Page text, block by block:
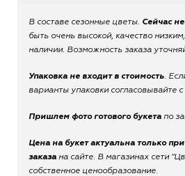
В составе сезонные цветы. Сейчас
быть очень высокой, качество
наличии. Возможность заказа
Упаковка не входит в стоимость.
варианты упаковки согласовывайте
Пришлем фото готового букета по
Цена на букет актуальна только
заказа на сайте. В магазинах сети
собственное ценообразование.